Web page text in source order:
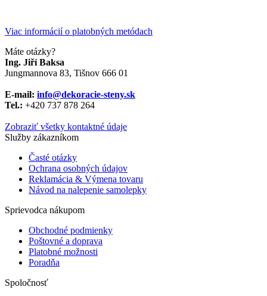
Viac informácií o platobných metódach
Máte otázky?
Ing. Jiří Baksa
Jungmannova 83, Tišnov 666 01
E-mail: info@dekoracie-steny.sk
Tel.: +420 737 878 ​​264
Zobraziť všetky kontaktné údaje
Služby zákazníkom
Časté otázky
Ochrana osobných údajov
Reklamácia & Výmena tovaru
Návod na nalepenie samolepky
Sprievodca nákupom
Obchodné podmienky
Poštovné a doprava
Platobné možnosti
Poradňa
Spoločnosť